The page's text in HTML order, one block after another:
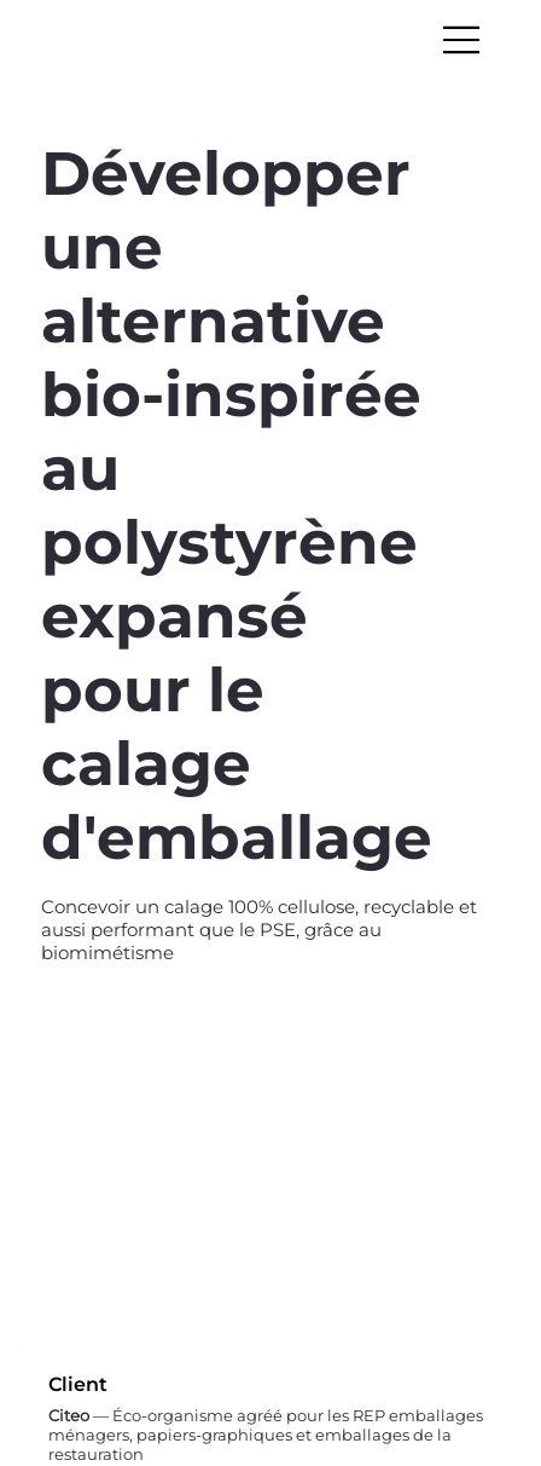
Développer
une
alternative
bio-inspirée
au
polystyrène
expansé
pour le
calage
d'emballage
Concevoir un calage 100% cellulose, recyclable et
aussi performant que le PSE, grâce au
biomimétisme
Client
Citeo— Éco-organisme agréé pour les REP emballages
ménagers, papiers-graphiques et emballages de la
restauration